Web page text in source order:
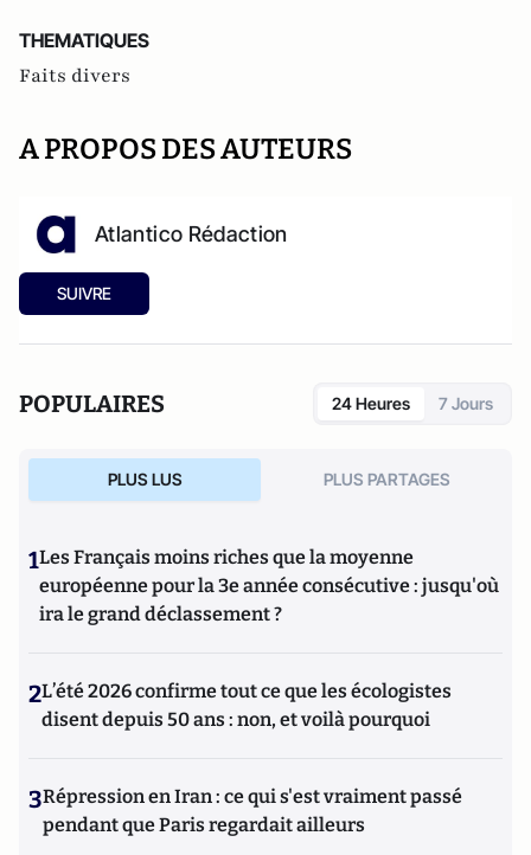
THEMATIQUES
Faits divers
A PROPOS DES AUTEURS
Atlantico Rédaction
SUIVRE
POPULAIRES 24 Heures 7 Jours
PLUS LUS PLUS PARTAGES
1Les Français moins riches que la moyenne
européenne pour la 3e année consécutive : jusqu'où
ira le grand déclassement ?
2L’été 2026 confirme tout ce que les écologistes
disent depuis 50 ans : non, et voilà pourquoi
3Répression en Iran : ce qui s'est vraiment passé
pendant que Paris regardait ailleurs